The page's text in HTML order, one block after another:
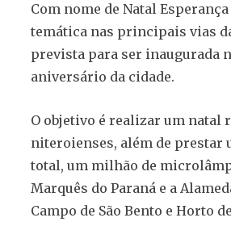
Com nome de Natal
temática nas principais vias
prevista para ser inaugurada
aniversário da cidade.
O objetivo é realizar um natal
niteroienses, além de prestar
total, um milhão de
Marquês do Paraná e a
Campo de São Bento e Horto